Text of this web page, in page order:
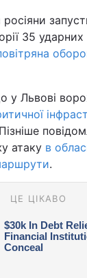
35 ударних
у Львові
атаку в
.